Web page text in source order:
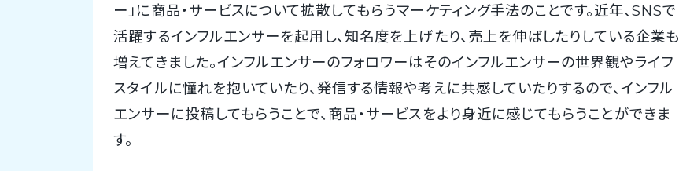
ー」に商品・サービスについて拡散してもらうマーケティング手法のことです。近年、SNSで
活躍するインフルエンサーを起用し、知名度を上げたり、売上を伸ばしたりしている企業も
増えてきました。インフルエンサーのフォロワーはそのインフルエンサーの世界観やライフ
スタイルに憧れを抱いていたり、発信する情報や考えに共感していたりするので、インフル
エンサーに投稿してもらうことで、商品・サービスをより身近に感じてもらうことができま
す。